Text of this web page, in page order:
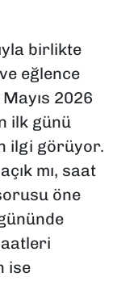
birlikte
eğlence
2026
ilk günü
ilgi görüyor.
mı, saat
öne
ise